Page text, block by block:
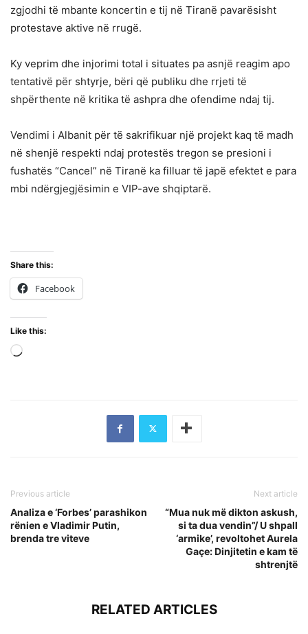
zgjodhi të mbante koncertin e tij në Tiranë pavarësisht
protestave aktive në rrugë.
Ky veprim dhe injorimi total i situates pa asnjë reagim apo
tentativë për shtyrje, bëri që publiku dhe rrjeti të
shpërthente në kritika të ashpra dhe ofendime ndaj tij.
Vendimi i Albanit për të sakrifikuar një projekt kaq të madh
në shenjë respekti ndaj protestës tregon se presioni i
fushatës “Cancel” në Tiranë ka filluar të japë efektet e para
mbi ndërgjegjësimin e VIP-ave shqiptarë.
Share this:
Facebook
Like this:
Previous article
Analiza e ‘Forbes’ parashikon
rënien e Vladimir Putin,
brenda tre viteve
Next article
“Mua nuk më dikton askush,
si ta dua vendin”/ U shpall
‘armike’, revoltohet Aurela
Gaçe: Dinjitetin e kam të
shtrenjtë
RELATED ARTICLES